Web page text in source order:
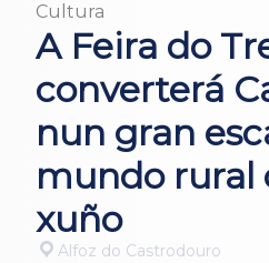
Cultura
A Feira do
converterá
nun gran
mundo rural
xuño
Alfoz do Castrodouro